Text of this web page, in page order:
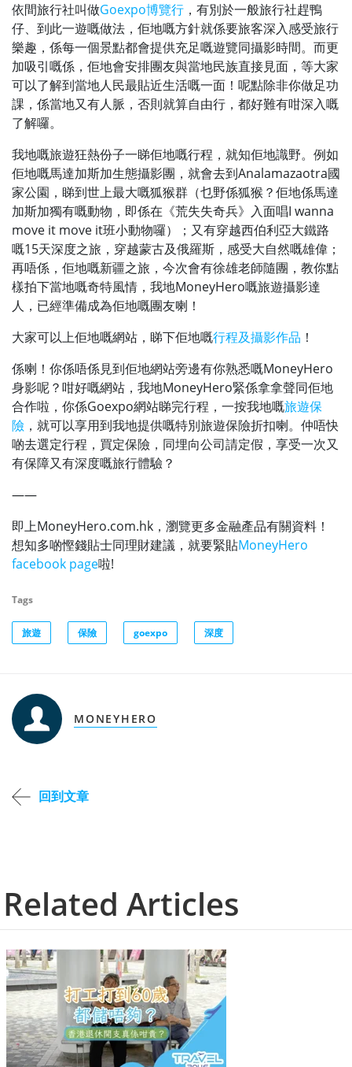
依間旅行社叫做Goexpo博覽行 ，有別於一般旅行社趕鴨
仔、到此一遊嘅做法，佢地嘅方針就係要旅客深入感受旅行
樂趣，係每一個景點都會提供充足嘅遊覽同攝影時間。而更
加吸引嘅係，佢地會安排團友與當地民族直接見面，等大家
可以了解到當地人民最貼近生活嘅一面！呢點除非你做足功
課，係當地又有人脈，否則就算自由行，都好難有咁深入嘅
了解囉。
我地嘅旅遊狂熱份子一睇佢地嘅行程，就知佢地識野。例如
佢地嘅馬達加斯加生態攝影團，就會去到Analamazaotra國
家公園，睇到世上最大嘅狐猴群（乜野係狐猴？佢地係馬達
加斯加獨有嘅動物，即係在《荒失失奇兵》入面唱I wanna
move it move it班小動物囉）；又有穿越西伯利亞大鐵路
嘅15天深度之旅，穿越蒙古及俄羅斯，感受大自然嘅雄偉；
再唔係，佢地嘅新疆之旅，今次會有徐雄老師隨團，教你點
樣拍下當地嘅奇特風情，我地MoneyHero嘅旅遊攝影達
人，已經準備成為佢地嘅團友喇！
大家可以上佢地嘅網站，睇下佢地嘅行程及攝影作品 ！
係喇！你係唔係見到佢地網站旁邊有你熟悉嘅MoneyHero
身影呢？咁好嘅網站，我地MoneyHero緊係拿拿聲同佢地
合作啦，你係Goexpo網站睇完行程，一按我地嘅旅遊保
險 ，就可以享用到我地提供嘅特別旅遊保險折扣喇。仲唔快
啲去選定行程，買定保險，同埋向公司請定假，享受一次又
有保障又有深度嘅旅行體驗？
——
即上MoneyHero.com.hk，瀏覽更多金融產品有關資料！
想知多啲慳錢貼士同理財建議，就要緊貼MoneyHero
facebook page啦!
Tags
旅遊 保險 goexpo 深度
MONEYHERO
回到文章
Related Articles